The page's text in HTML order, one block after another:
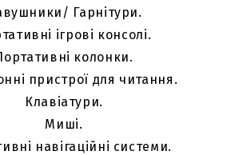
Гарнітури.
ігрові консолі.
колонки.
пристрої для читання.
Клавіатури.
Миші.
навігаційні системи.